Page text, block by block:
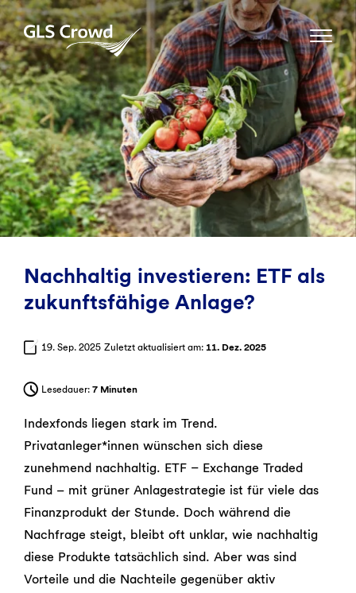
Skip
to
content
GLS Crowd
Nachhaltig investieren: ETF als
zukunftsfähige Anlage?
19. Sep. 2025 Zuletzt aktualisiert am: 11. Dez. 2025
Lesedauer: 7 Minuten
Indexfonds liegen stark im Trend.
Privatanleger*innen wünschen sich diese
zunehmend nachhaltig. ETF – Exchange Traded
Fund – mit grüner Anlagestrategie ist für viele das
Finanzprodukt der Stunde. Doch während die
Nachfrage steigt, bleibt oft unklar, wie nachhaltig
diese Produkte tatsächlich sind. Aber was sind
Vorteile und die Nachteile gegenüber aktiv